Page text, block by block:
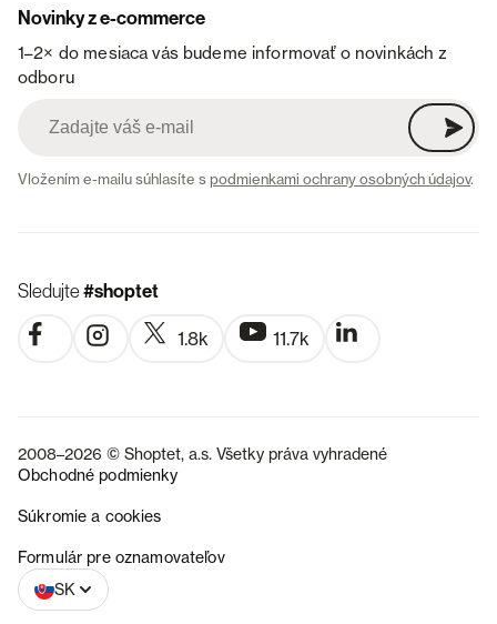
Novinky z e-commerce
1–2× do mesiaca vás budeme informovať o novinkách z
odboru
Vložením e-mailu súhlasíte spodmienkami ochrany osobných údajov.
Sledujte#shoptet
1.8k 11.7k
2008–2026 © Shoptet, a.s. Všetky práva vyhradené
Obchodné podmienky
Súkromie a cookies
Formulár pre oznamovateľov
SK